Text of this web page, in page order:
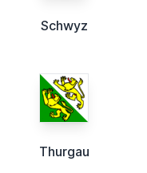
Schwyz
Thurgau